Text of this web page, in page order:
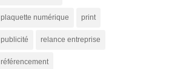
plaquette numérique print
publicité relance entreprise
référencement